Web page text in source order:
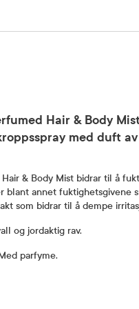
Hair & Body
med duft
& Body Mist bidrar til å
blant annet fuktighetsgivene
som bidrar til å dempe
og jordaktig rav.
parfyme.